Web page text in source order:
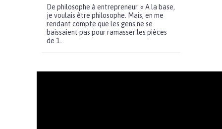
De philosophe à entrepreneur. « A la base,
je voulais être philosophe. Mais, en me
rendant compte que les gens ne se
baissaient pas pour ramasser les pièces
de 1...